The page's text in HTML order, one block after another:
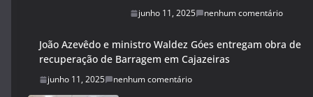
junho 11, 2025 nenhum comentário
João Azevêdo e ministro Waldez Góes entregam obra de
recuperação de Barragem em Cajazeiras
junho 11, 2025 nenhum comentário